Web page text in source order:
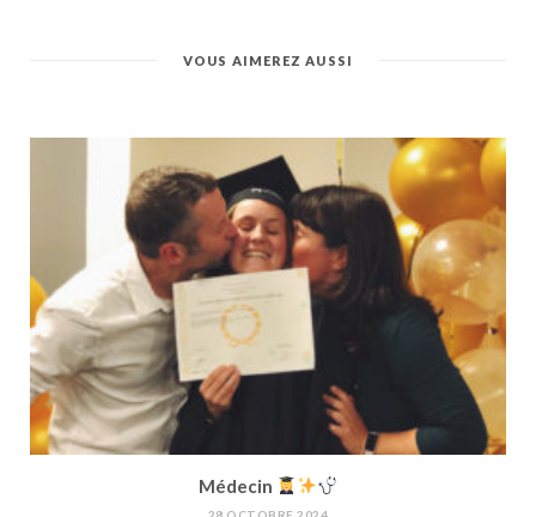
VOUS AIMEREZ AUSSI
Médecin